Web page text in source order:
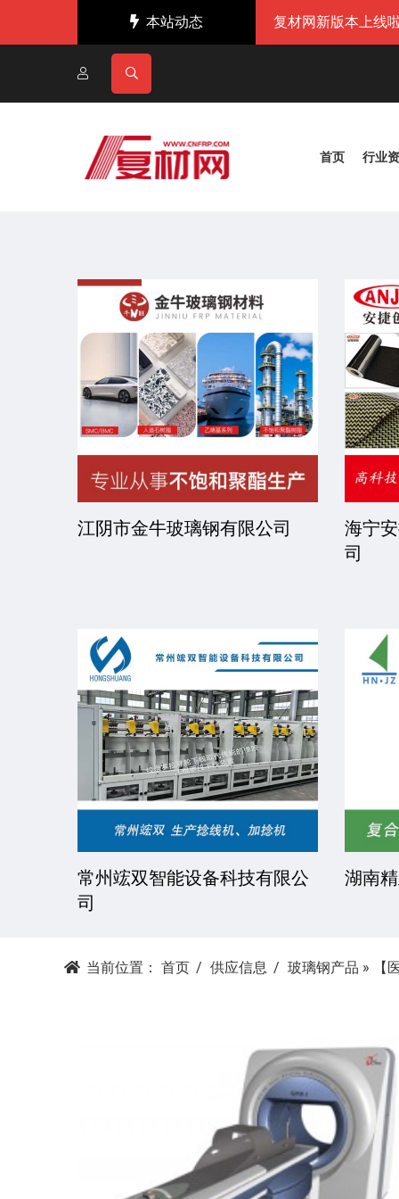
本站动态 复材网新版本上线
首页 行业
江阴市金牛玻璃钢有限公司
海宁
司
常州竤双智能设备科技有限公
司
湖南
当前位置： 首页 供应信息 玻璃钢产品 » 【